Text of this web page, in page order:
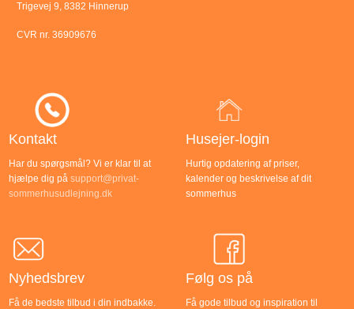
Trigevej 9, 8382 Hinnerup
CVR nr. 36909676
Kontakt
Har du spørgsmål? Vi er klar til at
hjælpe dig på support@privat-
sommerhusudlejning.dk
Husejer-login
Hurtig opdatering af priser,
kalender og beskrivelse af dit
sommerhus
Nyhedsbrev
Få de bedste tilbud i din indbakke.
Følg os på
Få gode tilbud og inspiration til